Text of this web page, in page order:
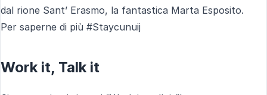
dal rione Sant’ Erasmo, la fantastica Marta Esposito.
Per saperne di più #Staycunuij
Work it, Talk it